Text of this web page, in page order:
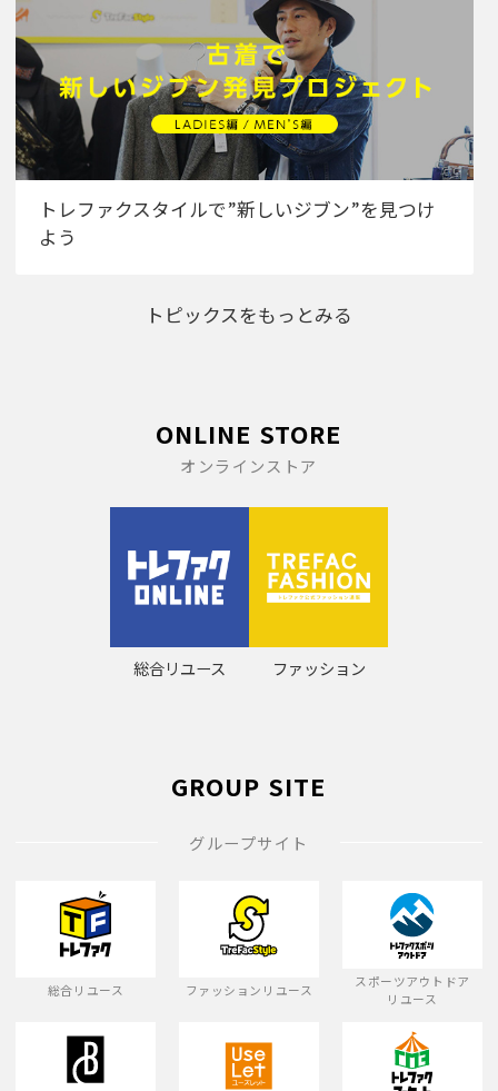
トレファクスタイルで”新しいジブン”を見つけ
よう
トピックスをもっとみる
ONLINE STORE
オンラインストア
総合リユース ファッション
GROUP SITE
グループサイト
総合リユース ファッションリユース
スポーツアウトドア
リユース